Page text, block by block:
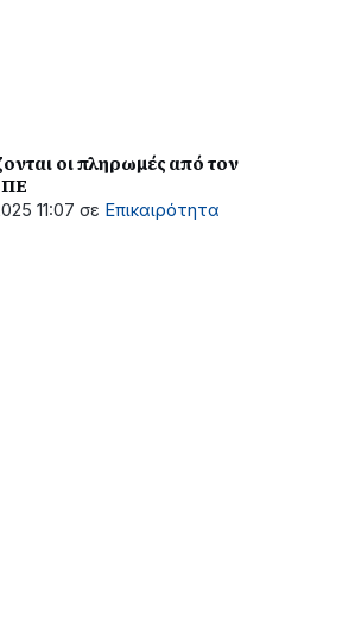
οι πληρωμές από τον
11:07 σε Επικαιρότητα